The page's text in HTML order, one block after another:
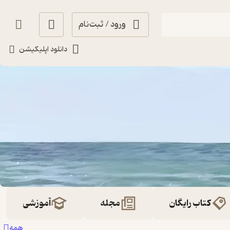
ورود / ثبت‌نام
دانلود اپلیکیشن
کتاب رایگان مجله آموزشی